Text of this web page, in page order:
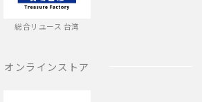
総合リユース 台湾
オンラインストア